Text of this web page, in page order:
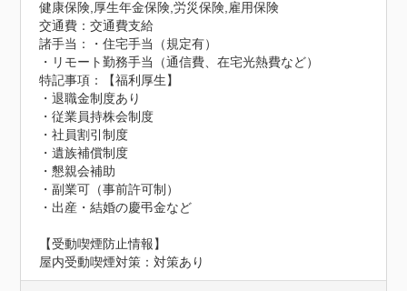
健康保険,厚生年金保険,労災保険,雇用保険
交通費：交通費支給
諸手当：・住宅手当（規定有）
・リモート勤務手当（通信費、在宅光熱費など）
特記事項：【福利厚生】
・退職金制度あり
・従業員持株会制度
・社員割引制度
・遺族補償制度
・懇親会補助
・副業可（事前許可制）
・出産・結婚の慶弔金など
【受動喫煙防止情報】
屋内受動喫煙対策：対策あり